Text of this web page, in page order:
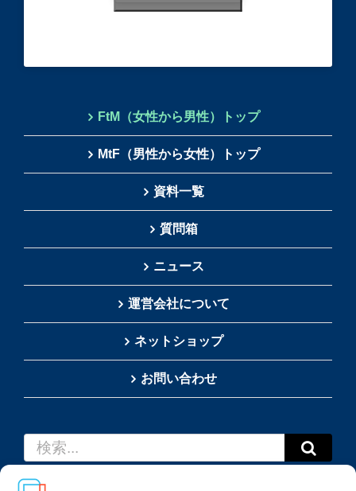
FtM（女性から男性）トップ
MtF（男性から女性）トップ
資料一覧
質問箱
ニュース
運営会社について
ネットショップ
お問い合わせ
索
…